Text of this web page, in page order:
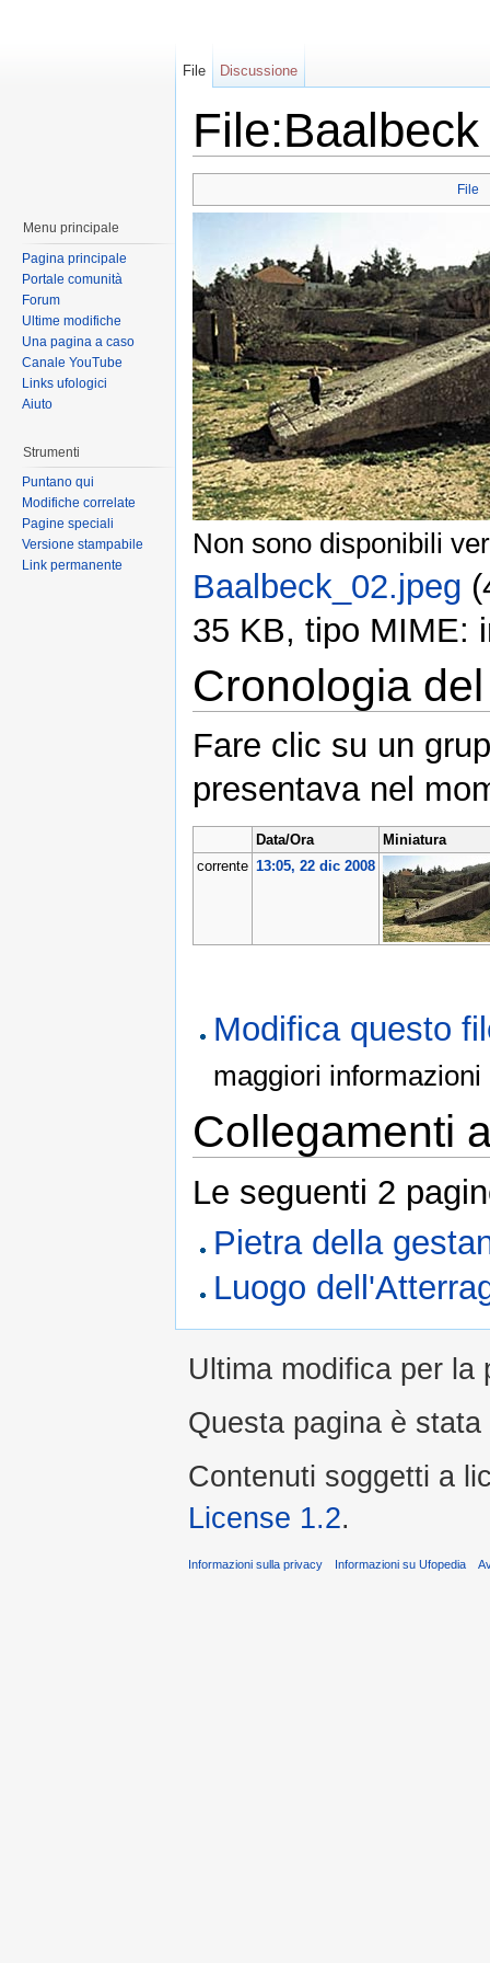
File
Non sono disponibili
Baalbeck_02.jpeg
35 KB, tipo MIME:
Cronologia
Fare clic su un
presentava nel
Data/Ora
Miniatura
corrente 13:05, 22 dic 2008
Modifica questo
maggiori
Collegamenti
Le seguenti 2
Pietra della
Luogo
File Discussione
Menu principale
Pagina principale
Portale comunità
Forum
Ultime modifiche
Una pagina a caso
Canale YouTube
Links ufologici
Aiuto
Strumenti
Puntano qui
Modifiche correlate
Pagine speciali
Versione stampabile
Link permanente
Ultima modifica per la
Questa pagina è
Contenuti soggetti a
License 1.2.
Informazioni sulla privacy Informazioni su Ufopedia